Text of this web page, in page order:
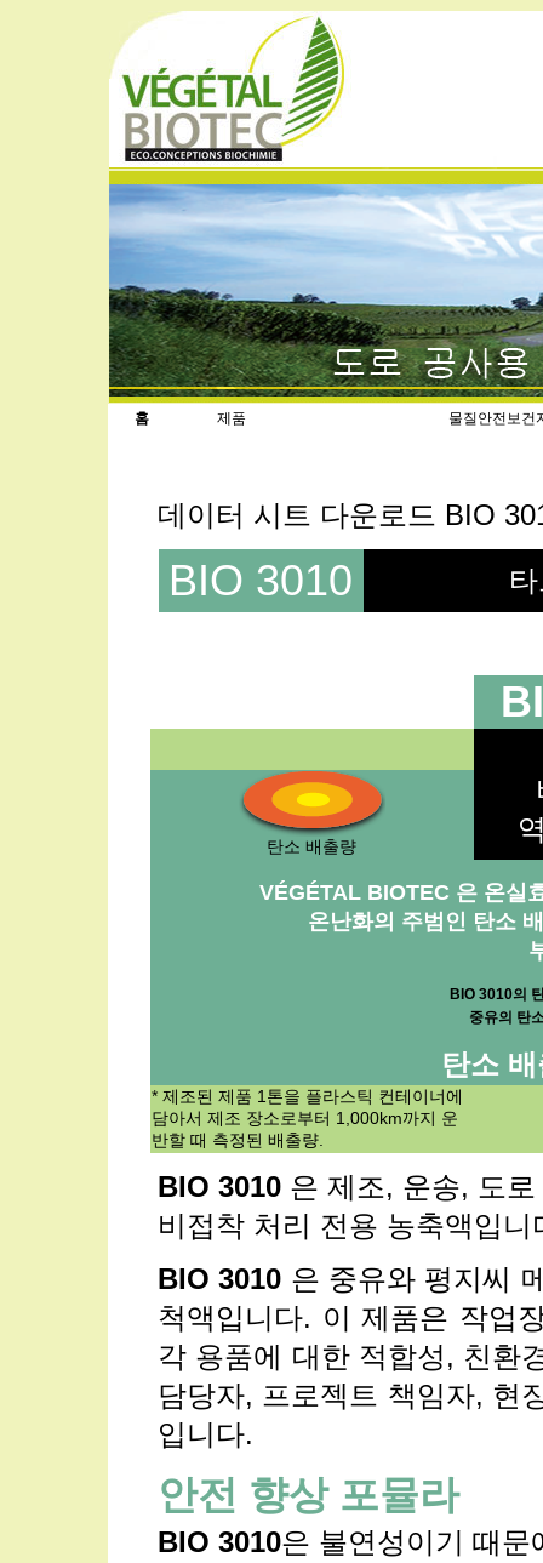
홈 제품 물질안전보건
데이터 시트 다운로드 BIO
BIO 3010
탄소 배출량
VÉGÉTAL BIOTEC 은 온실
온난화의 주범인 탄소
BIO 3010의
중유의 탄
탄소
* 제조된 제품 1톤을 플라스틱 컨테이너에
담아서 제조 장소로부터 1,000km까지 운
반할 때 측정된 배출량.
BIO 3010 은 제조, 운송, 도
비접착 처리 전용 농축액입니
BIO 3010 은 중유와 평지씨
척액입니다. 이 제품은 작업
각 용품에 대한 적합성, 친환
담당자, 프로젝트 책임자, 현
입니다.
안전 향상 포뮬라
BIO 3010은 불연성이기 때문